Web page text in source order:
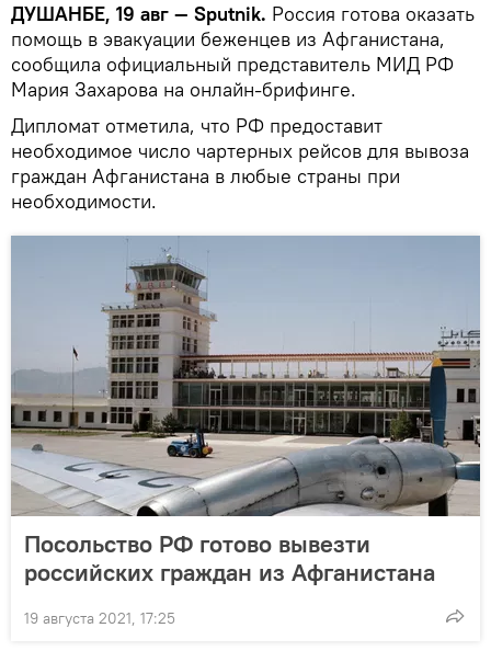
ДУШАНБЕ, 19 авг — Sputnik. Россия готова оказать
помощь в эвакуации беженцев из Афганистана,
сообщила официальный представитель МИД РФ
Мария Захарова на онлайн-брифинге.
Дипломат отметила, что РФ предоставит
необходимое число чартерных рейсов для вывоза
граждан Афганистана в любые страны при
необходимости.
Посольство РФ готово вывезти
российских граждан из Афганистана
19 августа 2021, 17:25